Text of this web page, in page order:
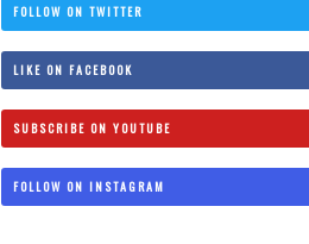
FOLLOW ON TWITTER
LIKE ON FACEBOOK
SUBSCRIBE ON YOUTUBE
FOLLOW ON INSTAGRAM